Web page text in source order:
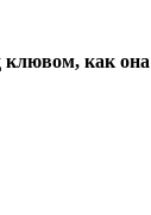
клювом, как